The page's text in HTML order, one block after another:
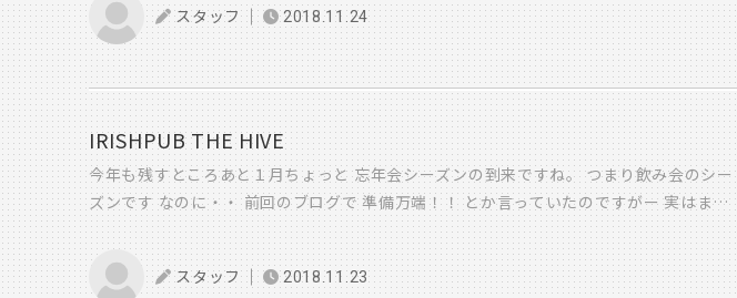
UNJOUR 子ども服のセレクトショップ 男の子・女の子用子ども服の販売 アイビックホ
ーム 備えあれば憂いなし! 防犯グッズの豆知識から耐震についての 知識を伝授します!!
ぜひ、遊びにきてください
人家族をパシャリ 大工さんもお腹いっぱい食べてました。私もかなり食べましたご馳
走様でした 午後からは、屋根仕舞い！ 屋根も出来、片付けをして棟上式の準備 棟
上げ式 棟が無事に上がったことを感謝 さて最後の儀式、餅巻きです。ひとーぎと声を
掛けながらお菓子やら餅が降ってきます．．． みんな気合で拾ってます 拾った後は、
近所さん施主の友達ご家族みんなでパシャリ 2月にこちらの友人宅の 平屋の見学会を
開催します！！ ホームページでも来年お知らせします。 それと、12月2日（日）に家
づくり相談会を開催します。 資金のことや土地の選び方 一部・二部構成になっていま
す。 詳しくはホームページイベントページをご覧ください。 イベントページは→→→コ
チラ
スタッフ 2018.11.24
IRISHPUB THE HIVE
今年も残すところあと１月ちょっと 忘年会シーズンの到来ですね。 つまり飲み会のシー
ズンです なのに・・ 前回のブログで 準備万端！！ とか言っていたのですがー 実はまだ
行けていない ビールBar・・ 昨日 若グルメ で 紹介させて頂いたので まだ行けてな
い私からは 唾を飲み込みながら OPEN前日の写真を UPさせて頂きます・・ では一気に
行きます！！ カウンター側は60インチの 大画面モニターが取り付け中だったので 写っ
スタッフ 2018.11.23